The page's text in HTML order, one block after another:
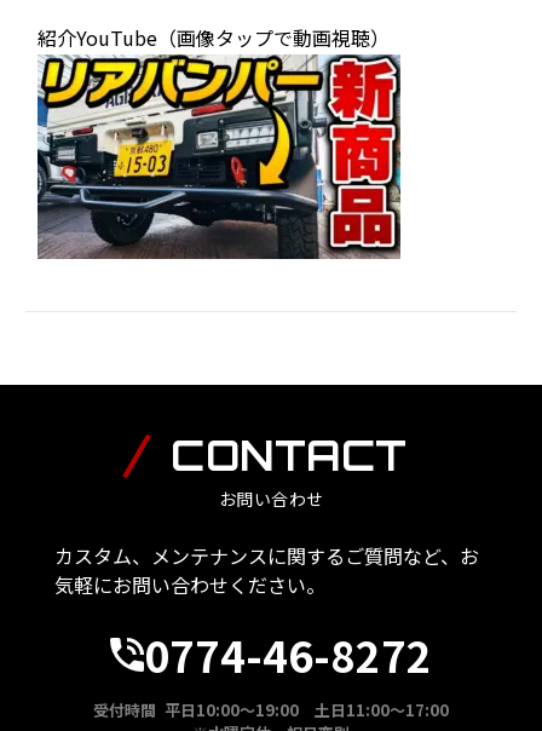
紹介YouTube（画像タップで動画視聴）
CONTACT
お問い合わせ
カスタム、メンテナンスに関するご質問など、お
気軽にお問い合わせください。
0774-46-8272
受付時間 平日10:00～19:00 土日11:00～17:00